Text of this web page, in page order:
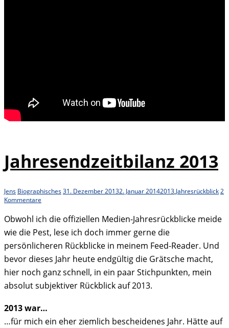
Jahresendzeitbilanz 2013
Jens Biographisches31. Dezember 20132. Januar 20142013,Jahresrückblick2
Kommentare
Obwohl ich die offiziellen Medien-Jahresrückblicke meide
wie die Pest, lese ich doch immer gerne die
persönlicheren Rückblicke in meinem Feed-Reader. Und
bevor dieses Jahr heute endgültig die Grätsche macht,
hier noch ganz schnell, in ein paar Stichpunkten, mein
absolut subjektiver Rückblick auf 2013.
2013 war…
…für mich ein eher ziemlich bescheidenes Jahr. Hätte auf